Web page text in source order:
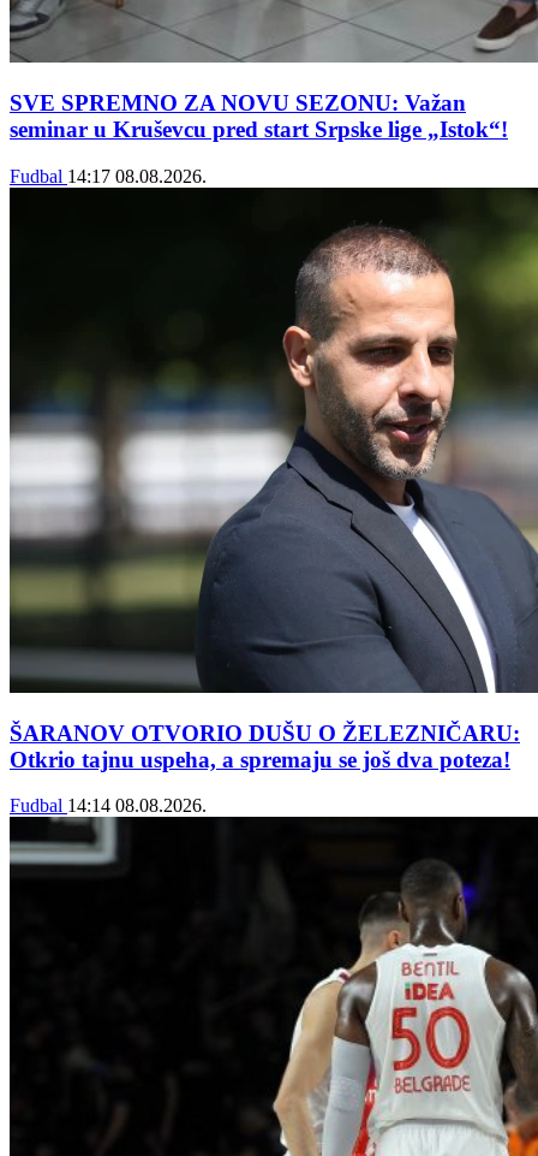
SVE SPREMNO ZA NOVU SEZONU: Važan
seminar u Kruševcu pred start Srpske lige „Istok“!
Fudbal 14:17 08.08.2026.
ŠARANOV OTVORIO DUŠU O ŽELEZNIČARU:
Otkrio tajnu uspeha, a spremaju se još dva poteza!
Fudbal 14:14 08.08.2026.